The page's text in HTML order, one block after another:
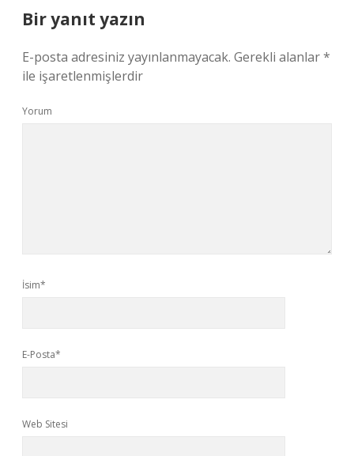
Bir yanıt yazın
E-posta adresiniz yayınlanmayacak. Gerekli alanlar*
ile işaretlenmişlerdir
Yorum
İsim*
E-Posta*
Web Sitesi